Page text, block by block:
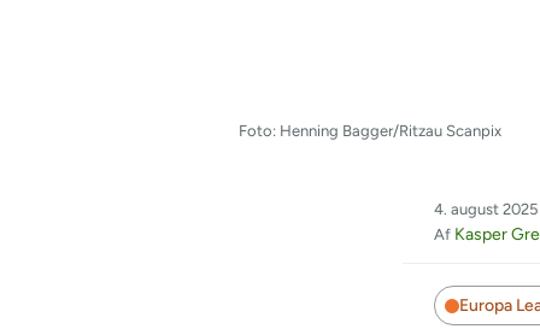
Foto: Henning Bagger/Ritzau Scanpix
4. august 2025
Af Kasper
Europa